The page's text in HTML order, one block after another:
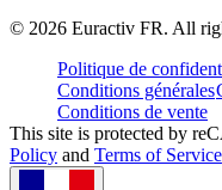
© 2026 Euractiv FR. All
Politique de
Conditions générales
Conditions de vente
This site is protected by
Policy and Terms of Service